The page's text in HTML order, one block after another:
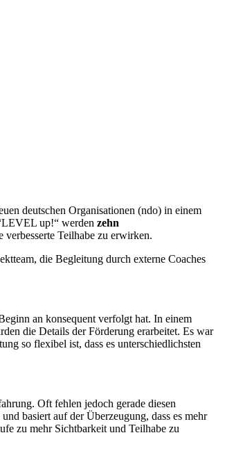
deutschen Organisationen (ndo) in einem
up!“ werden zehn
Teilhabe zu erwirken.
die Begleitung durch externe Coaches
an konsequent verfolgt hat. In einem
die Details der Förderung erarbeitet. Es war
so flexibel ist, dass es unterschiedlichsten
Oft fehlen jedoch gerade diesen
basiert auf der Überzeugung, dass es mehr
zu mehr Sichtbarkeit und Teilhabe zu